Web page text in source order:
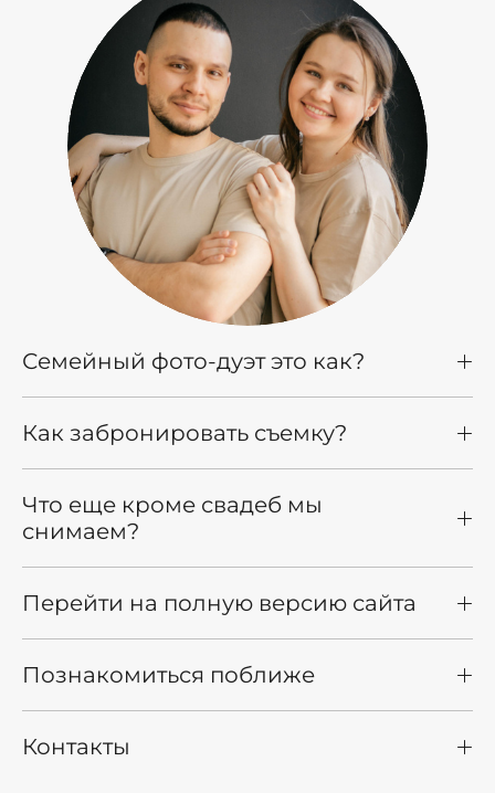
Семейный фото-дуэт это как?
Как забронировать съемку?
Что еще кроме свадеб мы
снимаем?
Перейти на полную версию сайта
Познакомиться поближе
Контакты